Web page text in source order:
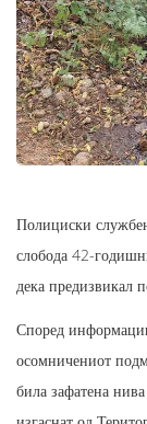
Полициски
слобода 42-
дека предизвикал
Според
осомничениот
била зафатена